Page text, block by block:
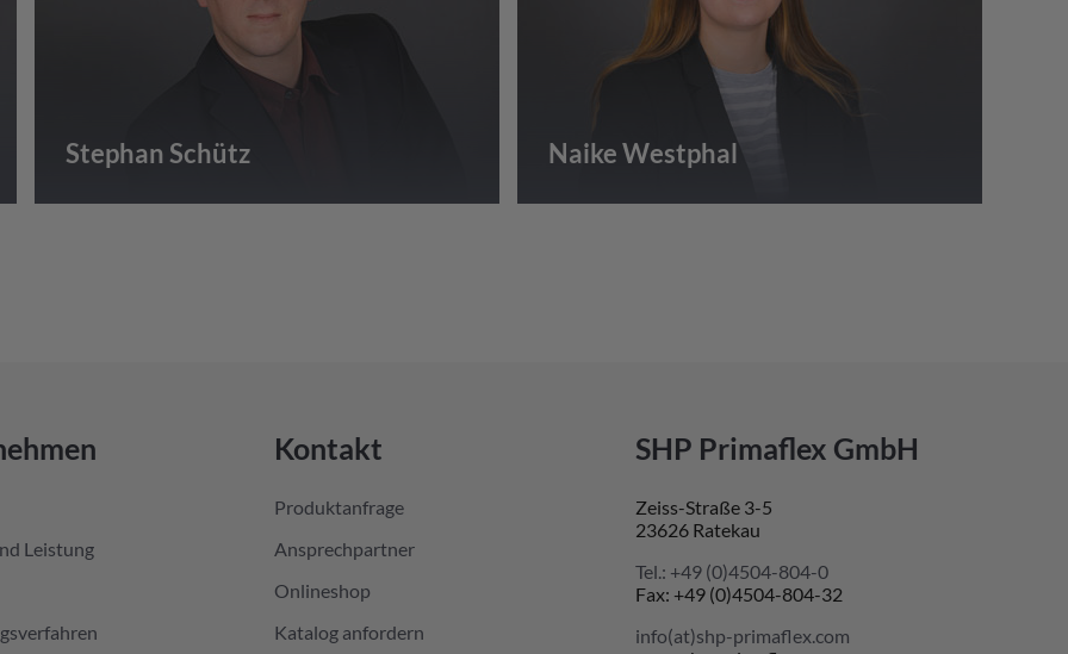
Stephan Schütz Naike Westphal
Leistung
Kontakt
Produktanfrage
Ansprechpartner
Onlineshop
Katalog anfordern
SHP Primaflex GmbH
Zeiss-Straße 3-5
23626 Ratekau
Tel.: +49 (0)4504-804-0
Fax: +49 (0)4504-804-32
info(at)shp-primaflex.com